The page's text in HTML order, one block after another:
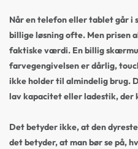
Når en telefon eller tablet går i
billige løsning ofte. Men prisen
faktiske værdi. En billig
farvegengivelsen er dårlig,
ikke holder til almindelig brug.
lav kapacitet eller ladestik,
Det betyder ikke, at den
det betyder, at man bør se på,